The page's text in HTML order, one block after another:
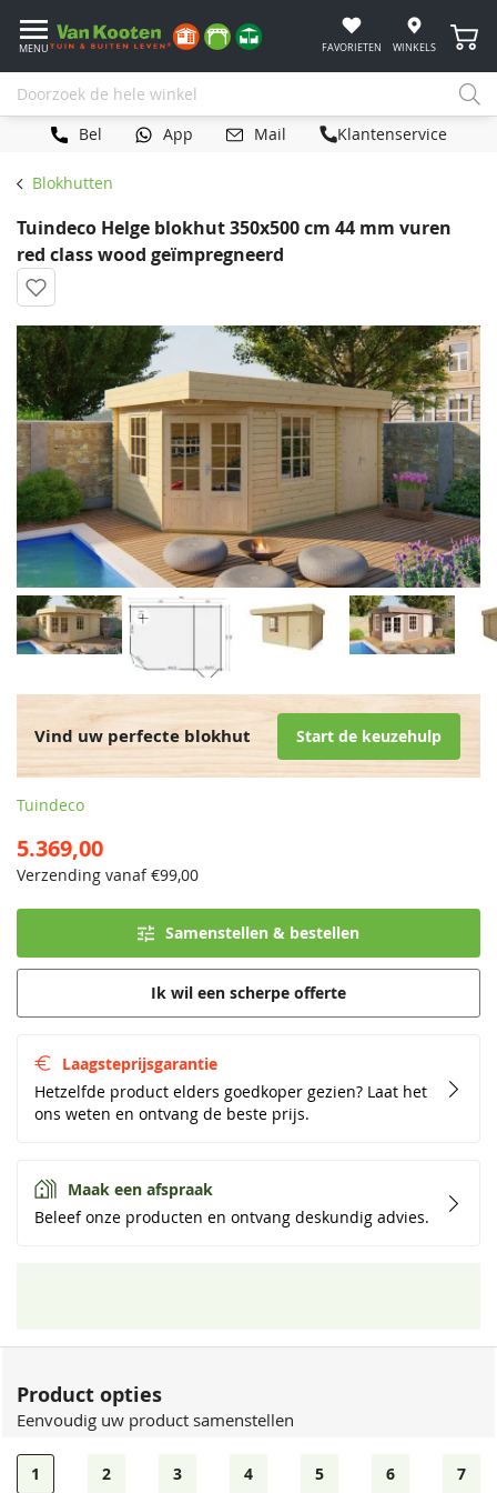
MENU FAVORIETEN WINKELS
Bel App Mail Klantenservice
Blokhutten
Tuindeco Helge blokhut 350x500 cm 44 mm vuren
red class wood geïmpregneerd
Vind uw perfecte blokhut Start de keuzehulp
Tuindeco
5.369,00
Verzending vanaf €99,00
Laagsteprijsgarantie
Hetzelfde product elders goedkoper gezien? Laat het
ons weten en ontvang de beste prijs.
Maak een afspraak
Beleef onze producten en ontvang deskundig advies.
Samenstellen & bestellen
Ik wil een scherpe offerte
Product opties
Eenvoudig uw product samenstellen
1 2 3 4 5 6 7